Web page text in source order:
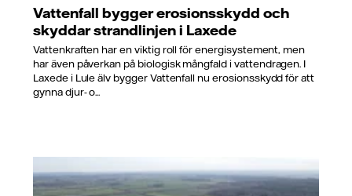
Vattenfall bygger erosionsskydd och
skyddar strandlinjen i Laxede
Vattenkraften har en viktig roll för energisystement, men
har även påverkan på biologisk mångfald i vattendragen. I
Laxede i Lule älv bygger Vattenfall nu erosionsskydd för att
gynna djur- o...